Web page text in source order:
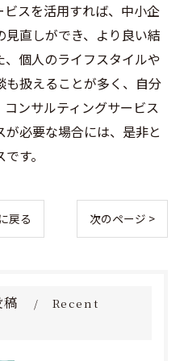
スを活用すれば、中小企
直しができ、より良い結
個人のライフスタイルや
扱えることが多く、自分
ンサルティングサービス
必要な場合には、是非と
す。
戻る 次のページ >
Recent